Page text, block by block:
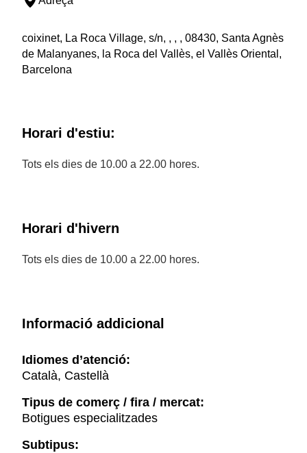
coixinet, La Roca Village, s/n, , , , 08430, Santa Agnès
de Malanyanes, la Roca del Vallès, el Vallès Oriental,
Barcelona
Horari d'estiu:
Tots els dies de 10.00 a 22.00 hores.
Horari d'hivern
Tots els dies de 10.00 a 22.00 hores.
Informació addicional
Idiomes d’atenció:
Català, Castellà
Tipus de comerç / fira / mercat:
Botigues especialitzades
Subtipus: